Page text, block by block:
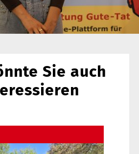
Sie auch